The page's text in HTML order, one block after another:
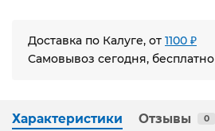
Доставка по Калуге, от 1100 ₽
Самовывоз сегодня, бесплатно
Характеристики Отзывы 0